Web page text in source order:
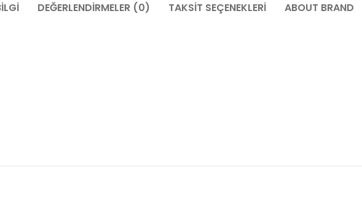
DEĞERLENDIRMELER (0) TAKSIT SEÇENEKLERI ABOUT BRAND